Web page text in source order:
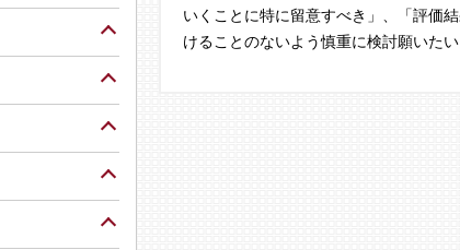
いくことに特に留意すべき」、「評価
けることのないよう慎重に検討願いたい